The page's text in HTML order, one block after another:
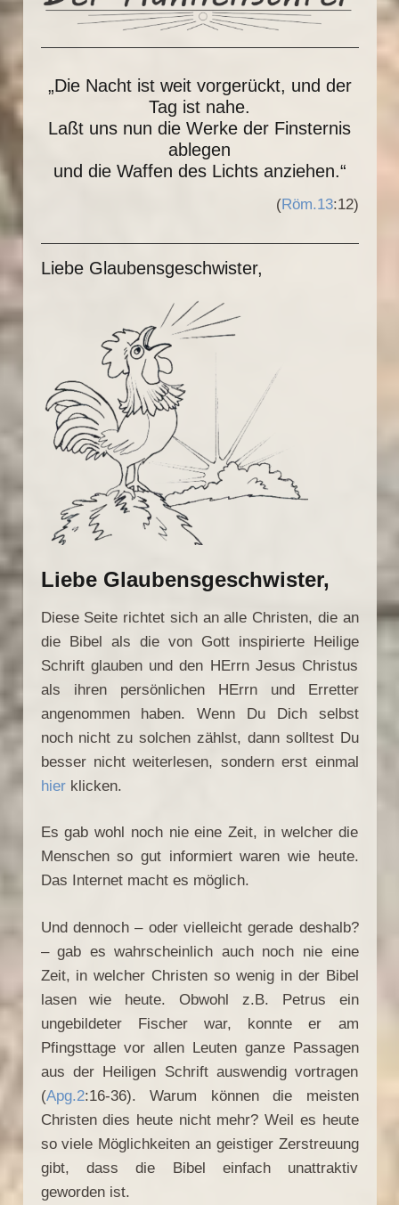
„Die Nacht ist weit vorgerückt, und der
Tag ist nahe.
Laßt uns nun die Werke der Finsternis
ablegen
und die Waffen des Lichts anziehen.“
(Röm.13:12)
Liebe Glaubensgeschwister,
Liebe Glaubensgeschwister,
Diese Seite richtet sich an alle Christen, die an
die Bibel als die von Gott inspirierte Heilige
Schrift glauben und den HErrn Jesus Christus
als ihren persönlichen HErrn und Erretter
angenommen haben. Wenn Du Dich selbst
noch nicht zu solchen zählst, dann solltest Du
besser nicht weiterlesen, sondern erst einmal
hierklicken.
Es gab wohl noch nie eine Zeit, in welcher die
Menschen so gut informiert waren wie heute.
Das Internet macht es möglich.
Und dennoch – oder vielleicht gerade deshalb?
– gab es wahrscheinlich auch noch nie eine
Zeit, in welcher Christen so wenig in der Bibel
lasen wie heute. Obwohl z.B. Petrus ein
ungebildeter Fischer war, konnte er am
Pfingsttage vor allen Leuten ganze Passagen
aus der Heiligen Schrift auswendig vortragen
(Apg.2:16-36). Warum können die meisten
Christen dies heute nicht mehr? Weil es heute
so viele Möglichkeiten an geistiger Zerstreuung
gibt, dass die Bibel einfach unattraktiv
geworden ist.